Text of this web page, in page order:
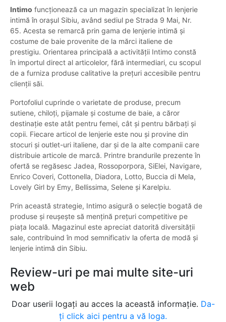
Intimo funcționează ca un magazin specializat în lenjerie
intimă în orașul Sibiu, având sediul pe Strada 9 Mai, Nr.
65. Acesta se remarcă prin gama de lenjerie intimă și
costume de baie provenite de la mărci italiene de
prestigiu. Orientarea principală a activității Intimo constă
în importul direct al articolelor, fără intermediari, cu scopul
de a furniza produse calitative la prețuri accesibile pentru
clienții săi.
Portofoliul cuprinde o varietate de produse, precum
sutiene, chiloți, pijamale și costume de baie, a căror
destinație este atât pentru femei, cât și pentru bărbați și
copii. Fiecare articol de lenjerie este nou și provine din
stocuri și outlet-uri italiene, dar și de la alte companii care
distribuie articole de marcă. Printre brandurile prezente în
ofertă se regăsesc Jadea, Rossoporpora, SiElei, Navigare,
Enrico Coveri, Cottonella, Diadora, Lotto, Buccia di Mela,
Lovely Girl by Emy, Bellissima, Selene și Karelpiu.
Prin această strategie, Intimo asigură o selecție bogată de
produse și reușește să mențină prețuri competitive pe
piața locală. Magazinul este apreciat datorită diversității
sale, contribuind în mod semnificativ la oferta de modă și
lenjerie intimă din Sibiu.
Review-uri pe mai multe site-uri
web
Doar userii logați au acces la această informație. Da-
ți click aici pentru a vă loga.